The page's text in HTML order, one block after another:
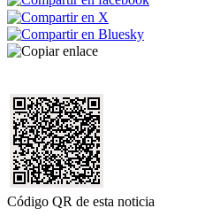
Código QR de esta noticia